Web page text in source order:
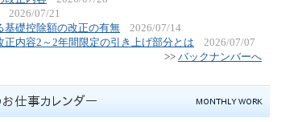
2026/07/21
基礎控除額の改正の有無
2026/07/14
内容2～2年間限定の引き上げ部分とは
2026/07/07
>> バックナンバーへ